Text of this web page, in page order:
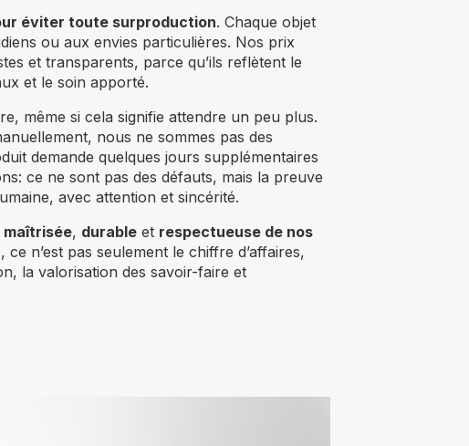
éviter toute surproduction. Chaque objet
ou aux envies particulières. Nos prix
et transparents, parce qu’ils reflètent le
et le soin apporté.
même si cela signifie attendre un peu plus.
nous ne sommes pas des
demande quelques jours supplémentaires
ce ne sont pas des défauts, mais la preuve
avec attention et sincérité.
maîtrisée, durable et respectueuse de nos
n’est pas seulement le chiffre d’affaires,
la valorisation des savoir-faire et